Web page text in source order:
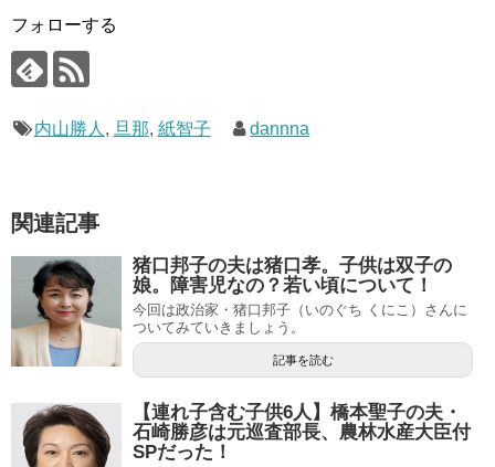
フォローする
内山勝人 , 旦那, 紙智子 dannna
関連記事
猪口邦子の夫は猪口孝。子供は双子の
娘。障害児なの？若い頃について！
今回は政治家・猪口邦子（いのぐち くにこ）さんに
ついてみていきましょう。
記事を読む
【連れ子含む子供6人】橋本聖子の夫・
石崎勝彦は元巡査部長、農林水産大臣付
SPだった！